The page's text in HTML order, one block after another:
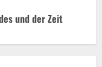
und der Zeit